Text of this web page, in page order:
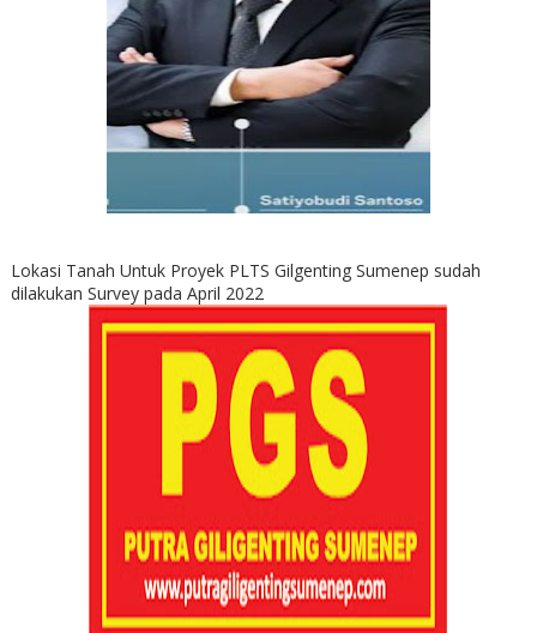
Lokasi Tanah Untuk Proyek PLTS Gilgenting Sumenep sudah
dilakukan Survey pada April 2022